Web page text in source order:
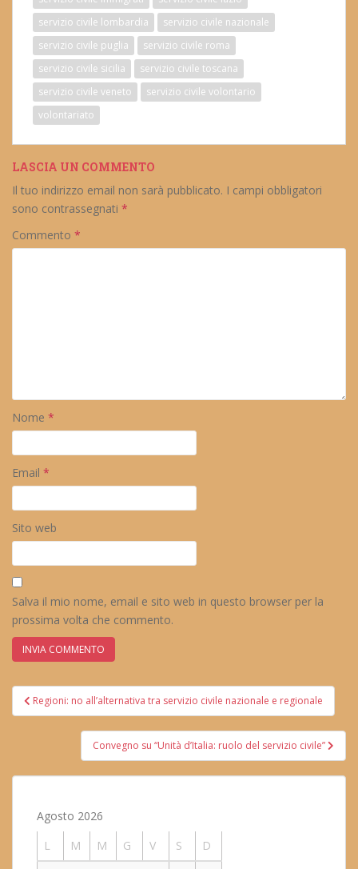
servizio civile lombardia
servizio civile nazionale
servizio civile puglia
servizio civile roma
servizio civile sicilia
servizio civile toscana
servizio civile veneto
servizio civile volontario
volontariato
LASCIA UN COMMENTO
Il tuo indirizzo email non sarà pubblicato. I campi obbligatori
sono contrassegnati *
Commento *
Nome *
Email *
Sito web
Salva il mio nome, email e sito web in questo browser per la
prossima volta che commento.
Navigazione
articoli
Regioni: no all’alternativa tra servizio civile nazionale e regionale
Convegno su “Unità d’Italia: ruolo del servizio civile”
Agosto 2026
L
M M G V S
D